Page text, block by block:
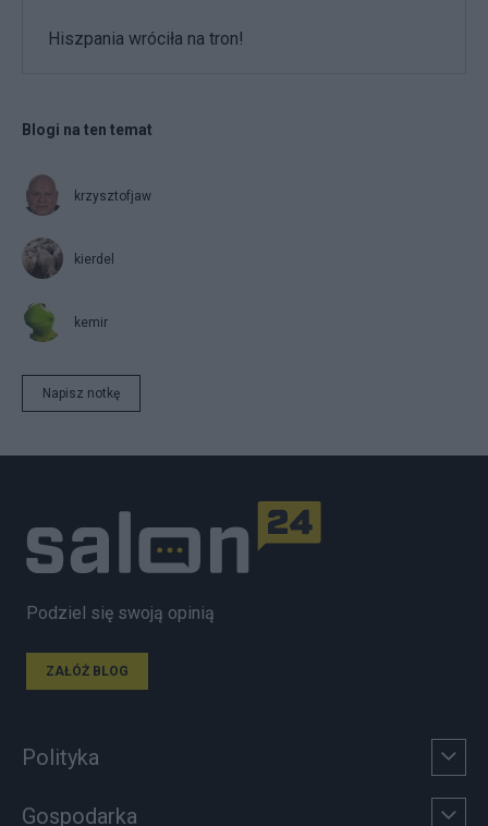
Hiszpania wróciła na tron!
Blogi na ten temat
krzysztofjaw
kierdel
kemir
Napisz notkę
Podziel się swoją opinią
ZAŁÓŻ BLOG
Polityka
Gospodarka